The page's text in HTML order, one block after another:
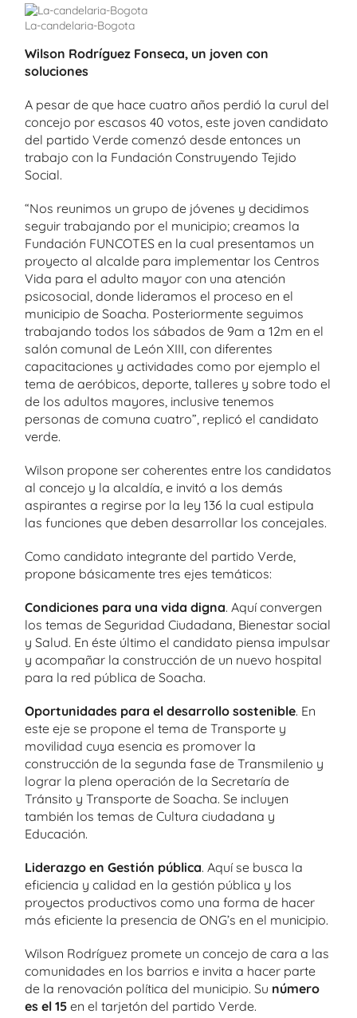
La-candelaria-Bogota
Wilson Rodríguez Fonseca, un joven con
soluciones
A pesar de que hace cuatro años perdió la curul del
concejo por escasos 40 votos, este joven candidato
del partido Verde comenzó desde entonces un
trabajo con la Fundación Construyendo Tejido
Social.
“Nos reunimos un grupo de jóvenes y decidimos
seguir trabajando por el municipio; creamos la
Fundación FUNCOTES en la cual presentamos un
proyecto al alcalde para implementar los Centros
Vida para el adulto mayor con una atención
psicosocial, donde lideramos el proceso en el
municipio de Soacha. Posteriormente seguimos
trabajando todos los sábados de 9am a 12m en el
salón comunal de León XIII, con diferentes
capacitaciones y actividades como por ejemplo el
tema de aeróbicos, deporte, talleres y sobre todo el
de los adultos mayores, inclusive tenemos
personas de comuna cuatro”, replicó el candidato
verde.
Wilson propone ser coherentes entre los candidatos
al concejo y la alcaldía, e invitó a los demás
aspirantes a regirse por la ley 136 la cual estipula
las funciones que deben desarrollar los concejales.
Como candidato integrante del partido Verde,
propone básicamente tres ejes temáticos:
Condiciones para una vida digna. Aquí convergen
los temas de Seguridad Ciudadana, Bienestar social
y Salud. En éste último el candidato piensa impulsar
y acompañar la construcción de un nuevo hospital
para la red pública de Soacha.
Oportunidades para el desarrollo sostenible. En
este eje se propone el tema de Transporte y
movilidad cuya esencia es promover la
construcción de la segunda fase de Transmilenio y
lograr la plena operación de la Secretaría de
Tránsito y Transporte de Soacha. Se incluyen
también los temas de Cultura ciudadana y
Educación.
Liderazgo en Gestión pública. Aquí se busca la
eficiencia y calidad en la gestión pública y los
proyectos productivos como una forma de hacer
más eficiente la presencia de ONG’s en el municipio.
Wilson Rodríguez promete un concejo de cara a las
comunidades en los barrios e invita a hacer parte
de la renovación política del municipio. Su número
es el 15 en el tarjetón del partido Verde.